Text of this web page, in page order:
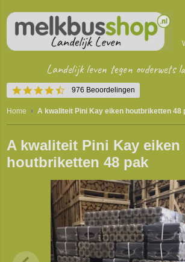
4.5
star
rating
976 Beoordelingen
Landelijk leven tegen ouderwets
Home A kwaliteit Pini Kay eiken houtbriketten 48
A kwaliteit Pini Kay eiken
houtbriketten 48 pak